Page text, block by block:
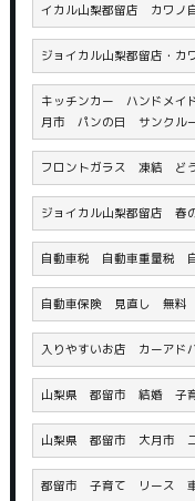
イカル山梨都留店 カワノ
ジョイカル山梨都留店・
キッチンカー ハンドメ
月市 パンの日 サンクル
フロントガラス 凍結 ど
ジョイカル山梨都留店 春
自動車税 自動車重量税
自動車保険 見直し 無
入りやすいお店 カーアド
山梨県 都留市 結婚 子
山梨県 都留市 大月市
都留市 子育て リース